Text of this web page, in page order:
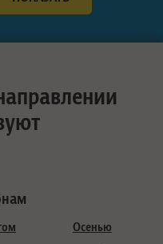
Осенью